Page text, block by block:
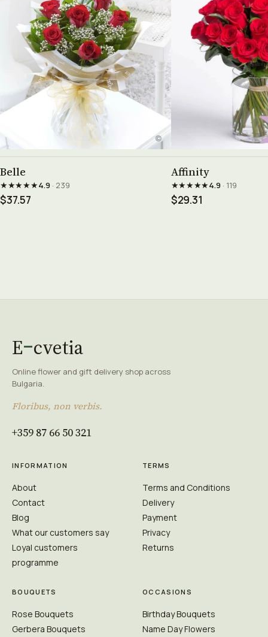
Belle
★★★★★4.9· 239
$37.57
Affinity
★★★★★4.9 · 119
$29.31
E cvetia
Online flower and gift delivery shop across
Bulgaria.
Floribus, non verbis.
+359 87 66 50 321
INFORMATION
About
Contact
Blog
What our customers say
Loyal customers
programme
TERMS
Terms and Conditions
Delivery
Payment
Privacy
Returns
BOUQUETS
Rose Bouquets
Gerbera Bouquets
OCCASIONS
Birthday Bouquets
Name Day Flowers